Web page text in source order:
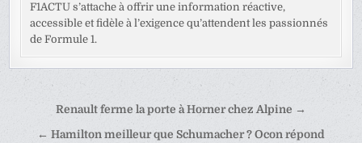
F1ACTU s’attache à offrir une information réactive,
accessible et fidèle à l’exigence qu’attendent les passionnés
de Formule 1.
Navigation
Renault ferme la porte à Horner chez Alpine →
← Hamilton meilleur que Schumacher ? Ocon répond